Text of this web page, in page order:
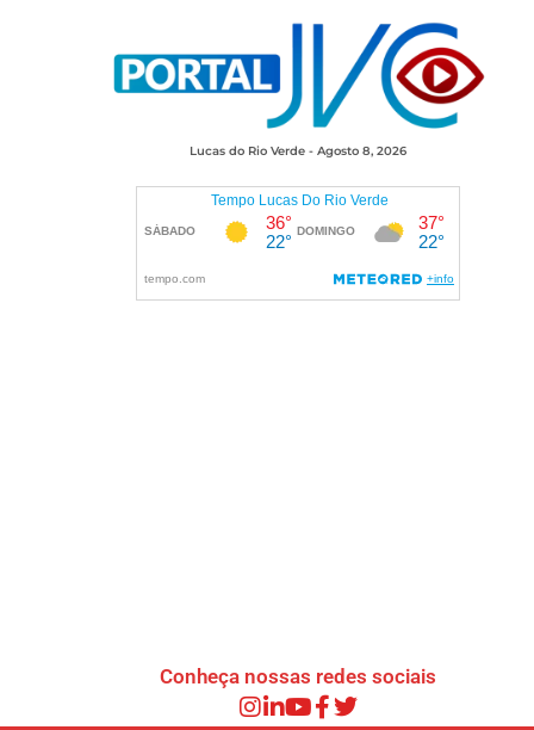
Lucas do Rio Verde - Agosto 8, 2026
Conheça nossas redes sociais